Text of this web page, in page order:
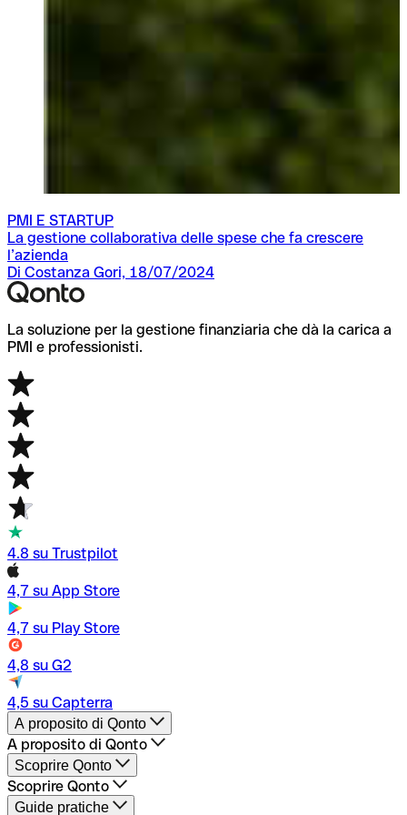
PMI E STARTUP
La gestione collaborativa delle spese che fa crescere
l’azienda
Di Costanza Gori, 18/07/2024
La soluzione per la gestione finanziaria che dà la carica a
PMI e professionisti.
4.8 su Trustpilot
4,7 su App Store
4,7 su Play Store
4,8 su G2
4,5 su Capterra
A proposito di Qonto
A proposito di Qonto
Conto business Qonto
Avviare un'attività
Gestione aziendale
Scoprire Qonto
Scoprire Qonto
Conto business
Guide pratiche